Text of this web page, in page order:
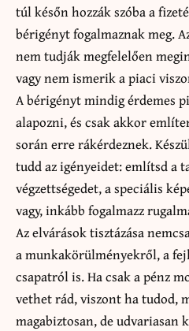
túl későn hozzák szóba a
bérigényt fogalmaznak meg.
nem tudják megfelelően
vagy nem ismerik a piaci
A bérigényt mindig érdemes
alapozni, és csak akkor
során erre rákérdeznek.
tudd az igényeidet: említsd a
végzettségedet, a speciális
vagy, inkább fogalmazz
Az elvárások tisztázása
a munkakörülményekről, a
csapatról is. Ha csak a pénz
vethet rád, viszont ha tudod,
magabiztosan, de